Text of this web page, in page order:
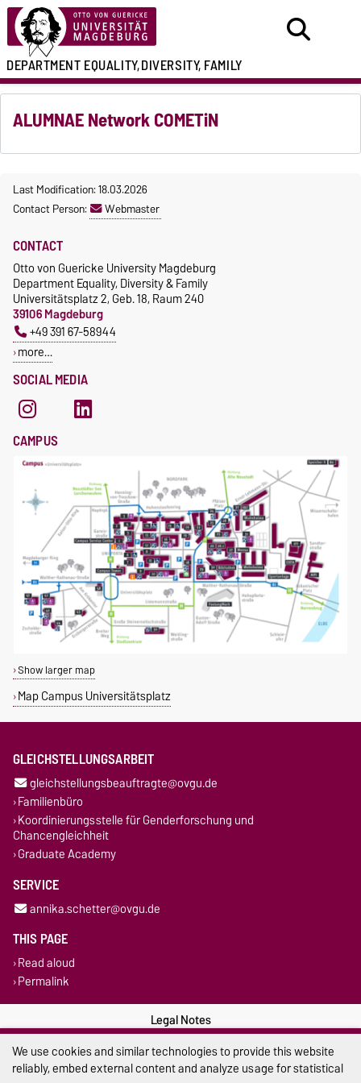
DEPARTMENTEQUALITY,DIVERSITY, FAMILY
ALUMNAE Network COMETiN
Last Modification: 18.03.2026
Contact Person:
Webmaster
SOCIAL MEDIA
CONTACT
Otto von Guericke University Magdeburg
Department Equality, Diversity & Family
Universitätsplatz 2, Geb. 18, Raum 240
39106 Magdeburg
+49 391 67-58944
more…
CAMPUS
Show larger map
Map Campus Universitätsplatz
GLEICHSTELLUNGSARBEIT
gleichstellungsbeauftragte@ovgu.de
Familienbüro
Koordinierungsstelle für Genderforschung und
Chancengleichheit
Graduate Academy
SERVICE
annika.schetter@ovgu.de
THIS PAGE
Read aloud
Permalink
Legal Notes
Privacy Policy
We use cookies and similar technologies to provide this website
reliably, embed external content and analyze usage for statistical